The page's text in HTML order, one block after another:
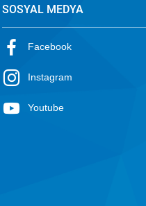
SOSYAL MEDYA
Facebook
Instagram
Youtube